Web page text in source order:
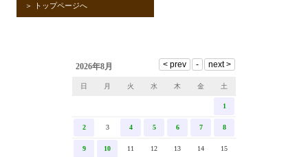
＞ トップページへ
2026年8月
日 月 火 水 木 金 土
1
2 3 4 5 6 7 8
9 10 11 12 13 14 15